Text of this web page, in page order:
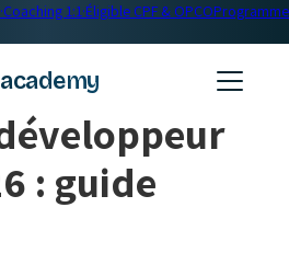
·Coaching 1:1·Éligible CPF & OPCOProgramme
: guide